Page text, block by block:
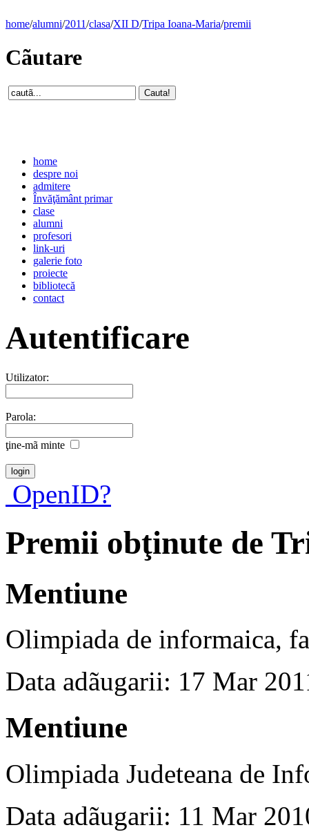
home/alumni/2011/clasa/XII D/Tripa Ioana-Maria/premii
Cãutare
home
despre noi
admitere
Învăţământ primar
clase
alumni
profesori
link-uri
galerie foto
proiecte
bibliotecă
contact
Autentificare
Utilizator:
Parola:
ţine-mã minte
OpenID?
Premii obţinute de
Mentiune
Olimpiada de informaica,
Data adãugarii: 17 Mar
Mentiune
Olimpiada Judeteana de
Data adãugarii: 11 Mar